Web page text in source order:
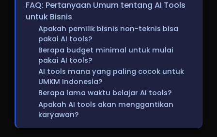
FAQ: Pertanyaan Umum tentang AI Tools
untuk Bisnis
Apakah pemilik bisnis non-teknis bisa
pakai AI tools?
Berapa budget minimal untuk mulai
pakai AI tools?
AI tools mana yang paling cocok untuk
UMKM Indonesia?
Berapa lama waktu belajar AI tools?
Apakah AI tools akan menggantikan
karyawan?